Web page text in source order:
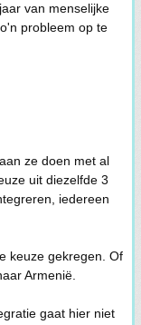
van menselijke
probleem op te
ze doen met al
uit diezelfde 3
iedereen
keuze gekregen. Of
Armenië.
gaat hier niet